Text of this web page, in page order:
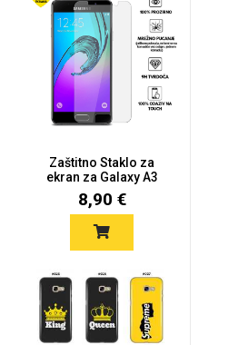
Zaštitno Staklo za
ekran za Galaxy A3
(2017) (...
8,90 €